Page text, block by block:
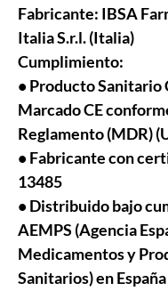
Fabricante: IBSA
Italia S.r.l. (Italia)
Cumplimiento:
• Producto Sanitario
Marcado CE
Reglamento (MDR)
• Fabricante con
13485
• Distribuido bajo
AEMPS (Agencia
Medicamentos y
Sanitarios) en